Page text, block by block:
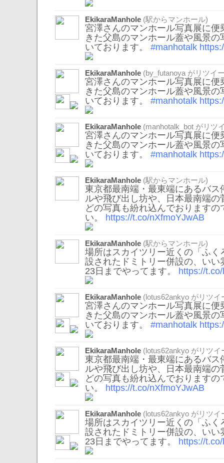
EkikaraManhole (駅からマンホール)
宮澤さんのマンホール写真展に便
きた父島のマンホール蓋や風景
いております。 #manhotalk
EkikaraManhole (by_futanoya がリツイ
宮澤さんのマンホール写真展に便
きた父島のマンホール蓋や風景
いております。 #manhotalk
EkikaraManhole (manhotalk_bot がリツ
宮澤さんのマンホール写真展に便
きた父島のマンホール蓋や風景
いております。 #manhotalk
EkikaraManhole (駅からマンホール)
東京都最南端・最東端にあるバス
ルや飛び出し坊や、日本最南端
どの写真も紛れ込んでおります
い。 https://t.co/nXfmoYJwAB
EkikaraManhole (駅からマンホール)
場所はスカイツリー近くの「ふく
設されたドミトリー併設の、い
23日までやってます。 https://
EkikaraManhole (lotus62ankyo がリツイ
宮澤さんのマンホール写真展に便
きた父島のマンホール蓋や風景
いております。 #manhotalk
EkikaraManhole (lotus62ankyo がリツイ
東京都最南端・最東端にあるバス
ルや飛び出し坊や、日本最南端
どの写真も紛れ込んでおります
い。 https://t.co/nXfmoYJwAB
EkikaraManhole (lotus62ankyo がリツイ
場所はスカイツリー近くの「ふく
設されたドミトリー併設の、い
23日までやってます。 https://